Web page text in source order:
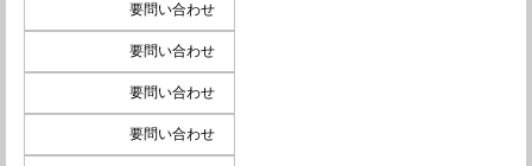
要問い合わせ
要問い合わせ
要問い合わせ
要問い合わせ